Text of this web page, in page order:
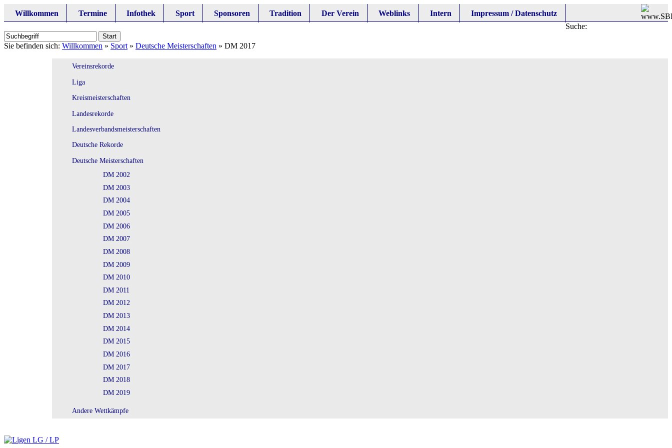
Willkommen Termine Infothek Sport Sponsoren Tradition Der Verein Weblinks Intern
Impressum / Datenschutz
Suche:
Sie befinden sich: Willkommen » Sport » Deutsche Meisterschaften » DM 2017
Vereinsrekorde
Liga
Kreismeisterschaften
Landesrekorde
Landesverbandsmeisterschaften
Deutsche Rekorde
Deutsche Meisterschaften
DM 2002
DM 2003
DM 2004
DM 2005
DM 2006
DM 2007
DM 2008
DM 2009
DM 2010
DM 2011
DM 2012
DM 2013
DM 2014
DM 2015
DM 2016
DM 2017
DM 2018
DM 2019
Andere Wettkämpfe